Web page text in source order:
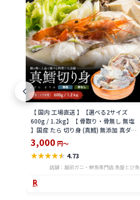
【 国内 工場直送 】【選べる2サイズ
600g / 1.2kg】【 骨取り・骨無し 無塩
】国産 たら 切り身 (真鱈) 無添加 真ダラ
骨抜き 鍋 フライ ホイル焼き 送料無料
tar2306-12ka
3,000 円～
★★★★★ 4.73
店舗：越前ガニ・鮮魚専門店 魚屋とび魚